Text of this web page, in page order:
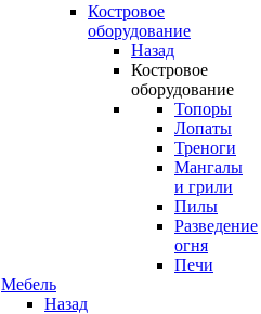
Костровое
оборудование
Назад
Костровое
оборудование
Топоры
Лопаты
Треноги
Мангалы
и грили
Пилы
Разведение
огня
Печи
Мебель
Назад